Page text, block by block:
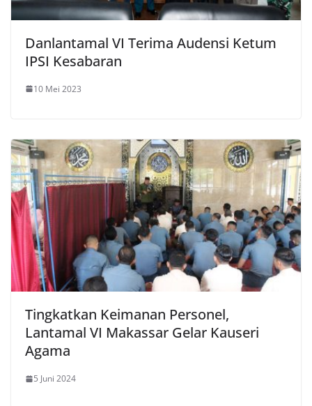
Danlantamal VI Terima Audensi Ketum
IPSI Kesabaran
10 Mei 2023
Tingkatkan Keimanan Personel,
Lantamal VI Makassar Gelar Kauseri
Agama
5 Juni 2024